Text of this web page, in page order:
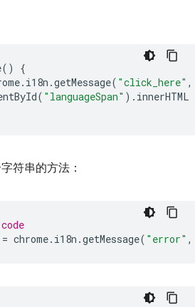
()
{
. i18n .getMessage( "click_here" ,
( "languageSpan" ). innerHTML
符串的方法：
= chrome. i18n .getMessage( "error" ,